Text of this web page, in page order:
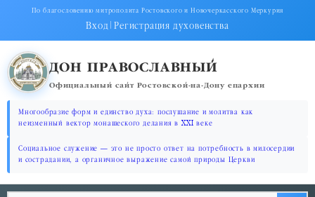
По благословению митрополита Ростовского и Новочеркасского Меркурия
Вход|Регистрация духовенства
ДОН ПРАВОСЛАВНЫЙ
Официальный сайт Ростовской-на-Дону епархии
Многообразие форм и единство духа: послушание и молитва как
неизменный вектор монашеского делания в XXI веке
Социальное служение — это не просто ответ на потребность в милосердии
и сострадании, а органичное выражение самой природы Церкви